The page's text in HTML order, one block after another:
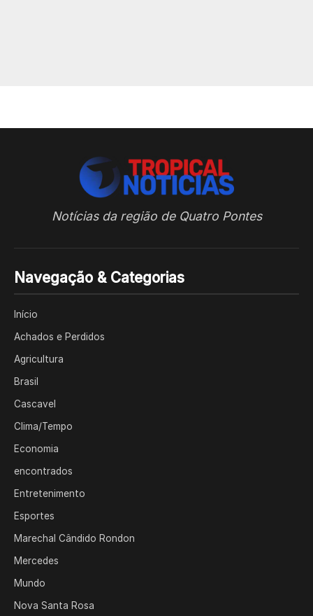
Notícias da região de Quatro Pontes
Navegação & Categorias
Início
Achados e Perdidos
Agricultura
Brasil
Cascavel
Clima/Tempo
Economia
encontrados
Entretenimento
Esportes
Marechal Cândido Rondon
Mercedes
Mundo
Nova Santa Rosa